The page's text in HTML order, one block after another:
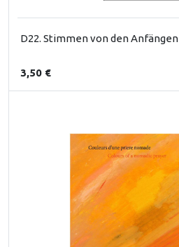
D22. Stimmen von den Anfängen
3,50 €